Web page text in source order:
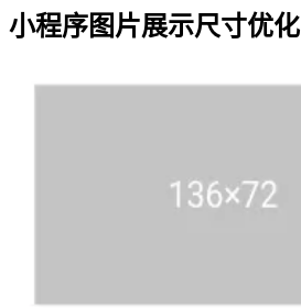
小程序图片展示尺寸优化